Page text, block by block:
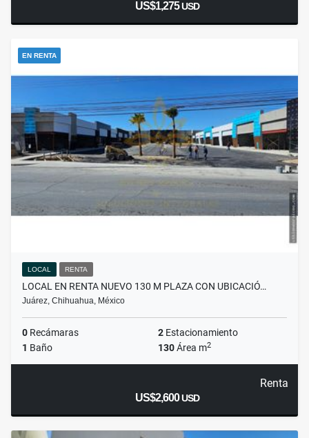
US$1,275USD
EN RENTA
LOCAL RENTA
LOCAL EN RENTA NUEVO 130 M PLAZA CON UBICACIÓ…
Juárez, Chihuahua, México
0 Recámaras 2 Estacionamiento
1 Baño 130Área m2
Renta
US$2,600USD